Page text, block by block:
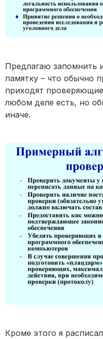
Предлагаю запомнить
памятку – что обычно
приходят
любом деле есть, но
иначе.
Кроме этого я